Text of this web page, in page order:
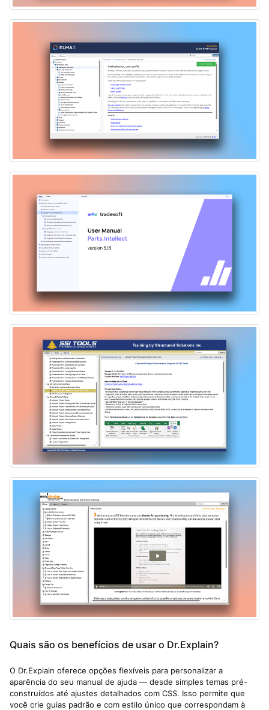
Quais são os benefícios de usar o Dr.Explain?
O Dr.Explain oferece opções flexíveis para personalizar a
aparência do seu manual de ajuda — desde simples temas pré-
construídos até ajustes detalhados com CSS. Isso permite que
você crie guias padrão e com estilo único que correspondam à